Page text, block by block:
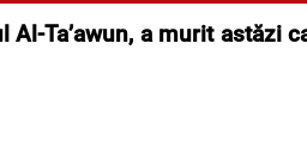
Ta’awun, a murit astăzi